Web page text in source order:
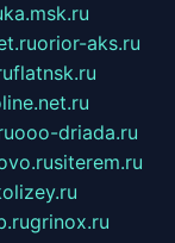
orior-aks.ru
flatnsk.ru
ooo-driada.ru
siterem.ru
grinox.ru